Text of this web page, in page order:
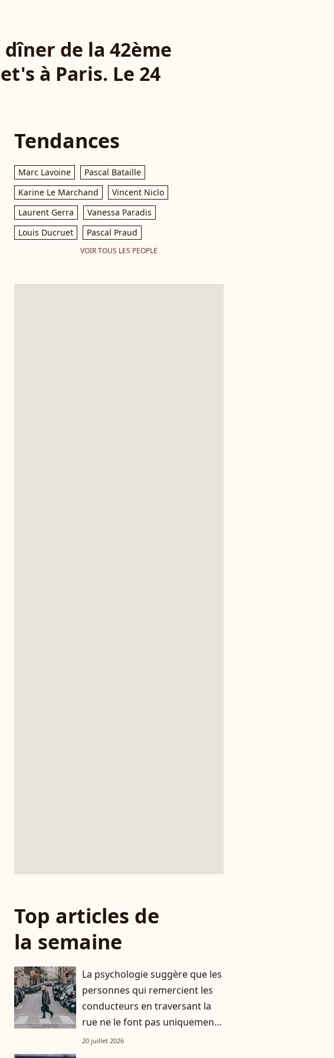
de la 42ème
à Paris. Le 24
Tendances
Marc Lavoine
Pascal Bataille
Karine Le Marchand
Vincent Niclo
Laurent Gerra
Vanessa Paradis
Louis Ducruet
Pascal Praud
VOIR TOUS LES PEOPLE
Top articles de
la semaine
La psychologie suggère que les
personnes qui remercient les
conducteurs en traversant la
rue ne le font pas uniquement
par gratitude
20 juillet 2026